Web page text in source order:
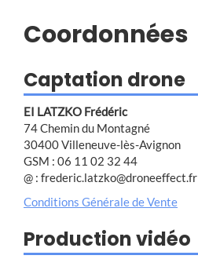
Coordonnées
Captation drone
EI LATZKO Frédéric
74 Chemin du Montagné
30400 Villeneuve-lès-Avignon
GSM : 06 11 02 32 44
@ : frederic.latzko@droneeffect.fr
Conditions Générale de Vente
Production vidéo